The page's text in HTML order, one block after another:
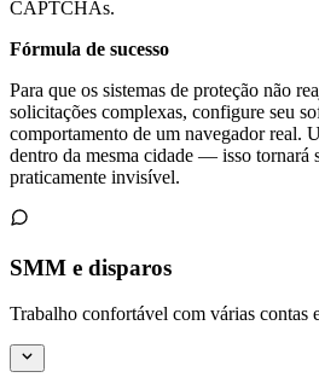
CAPTCHAs.
Fórmula de sucesso
Para que os sistemas de proteção não
solicitações complexas, configure seu
comportamento de um navegador real.
dentro da mesma cidade — isso tornará
praticamente invisível.
SMM e disparos
Trabalho confortável com várias contas